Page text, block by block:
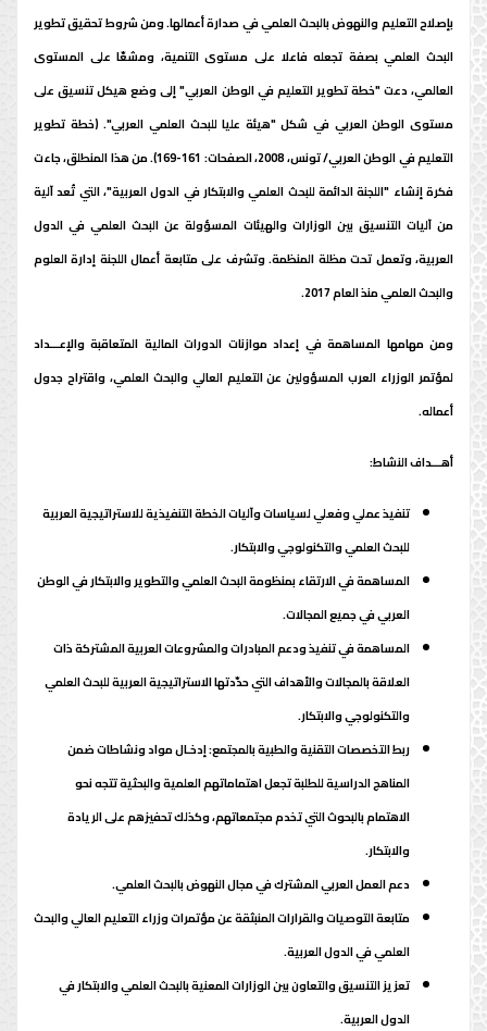
بإصلاح التعليم والنهوض بالبحث العلمي في صدارة أعمالها. ومن شروط تحقيق تطوير
البحث العلمي بصفة تجعله فاعلا على مستوى التنمية، ومشعّا على المستوى
العالمي، دعت "خطة تطوير التعليم في الوطن العربي" إلى وضع هيكل تنسيق على
مستوى الوطن العربي في شكل "هيئة عليا للبحث العلمي العربي". (خطة تطوير
التعليم في الوطن العربي/ تونس، 2008، الصفحات: 161-169). من هذا المنطلق، جاءت
فكرة إنشاء "اللجنة الدائمة للبحث العلمي والابتكار في الدول العربية"، التي تُعد آلية
من آليات التنسيق بين الوزارات والهيئات المسؤولة عن البحث العلمي في الدول
العربية، وتعمل تحت مظلة المنظمة. وتشرف على متابعة أعمال اللجنة إدارة العلوم
والبحث العلمي منذ العام 2017.
ومن مهامها المساهمة في إعداد موازنات الدورات المالية المتعاقبة والإعـــداد
لمؤتمر الوزراء العرب المسؤولين عن التعليم العالي والبحث العلمي، واقتراح جدول
أعماله.
أهـــداف النشاط:
تنفيذ عملي وفعلي لسياسات وآليات الخطة التنفيذية للاستراتيجية العربية
للبحث العلمي والتكنولوجي والابتكار.
المساهمة في الارتقاء بمنظومة البحث العلمي والتطوير والابتكار في الوطن
العربي في جميع المجالات.
المساهمة في تنفيذ ودعم المبادرات والمشروعات العربية المشتركة ذات
العلاقة بالمجالات والأهداف التي حدّدتها الاستراتيجية العربية للبحث العلمي
والتكنولوجي والابتكار.
ربط التخصصات التقنية والطبية بالمجتمع: إدخـال مواد ونشاطات ضمن
المناهج الدراسية للطلبة تجعل اهتماماتهم العلمية والبحثية تتجه نحو
الاهتمام بالبحوث التي تخدم مجتمعاتهم، وكذلك تحفيزهم على الريادة
والابتكار.
دعم العمل العربي المشترك في مجال النهوض بالبحث العلمي.
متابعة التوصيات والقرارات المنبثقة عن مؤتمرات وزراء التعليم العالي والبحث
العلمي في الدول العربية.
تعزيز التنسيق والتعاون بين الوزارات المعنية بالبحث العلمي والابتكار في
الدول العربية.